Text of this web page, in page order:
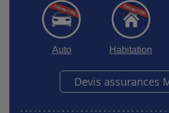
Auto Habitation
Devis assurances